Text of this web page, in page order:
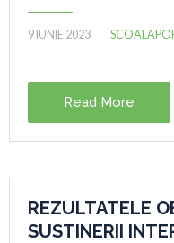
9 IUNIE 2023
Read More
REZULTATELE
SUSTINERII